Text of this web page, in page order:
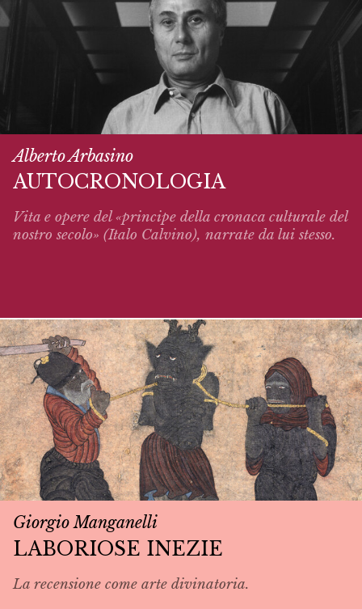
Alberto Arbasino
AUTOCRONOLOGIA
Vita e opere del «principe della cronaca culturale del
nostro secolo» (Italo Calvino), narrate da lui stesso.
Giorgio Manganelli
LABORIOSE INEZIE
La recensione come arte divinatoria.